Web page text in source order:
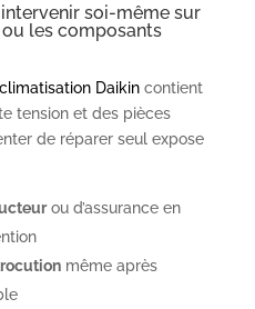
soi-même sur
les composants
climatisation Daikincontient
tension et des pièces
de réparer seul expose
ou d’assurance en
même après